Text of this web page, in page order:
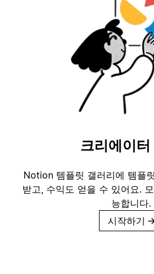
크리에이터
Notion 템플릿 갤러리에 템플
받고, 수익도 얻을 수 있어요.
능합니다.
시작하기